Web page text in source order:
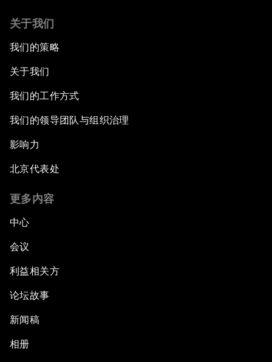
关于我们
我们的策略
关于我们
我们的工作方式
我们的领导团队与组织治理
影响力
北京代表处
更多内容
中心
会议
利益相关方
论坛故事
新闻稿
相册